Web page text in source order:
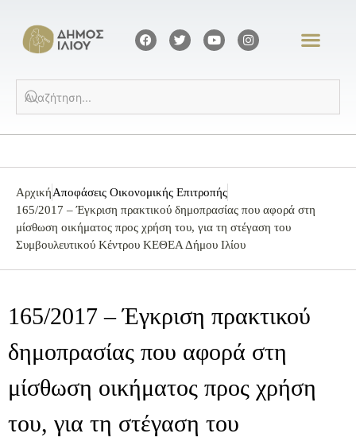
ΑρχικήΑποφάσεις Οικονομικής Επιτροπής
165/2017 – Έγκριση πρακτικού δημοπρασίας που αφορά στη
μίσθωση οικήματος προς χρήση του, για τη στέγαση του
Συμβουλευτικού Κέντρου ΚΕΘΕΑ Δήμου Ιλίου
165/2017 – Έγκριση πρακτικού
δημοπρασίας που αφορά στη
μίσθωση οικήματος προς χρήση
του, για τη στέγαση του